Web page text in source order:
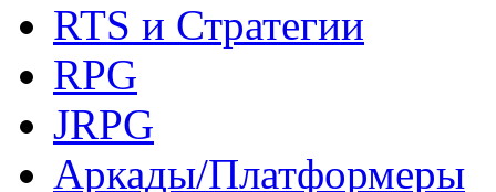
RTS и Стратегии
RPG
JRPG
Аркады/Платформеры